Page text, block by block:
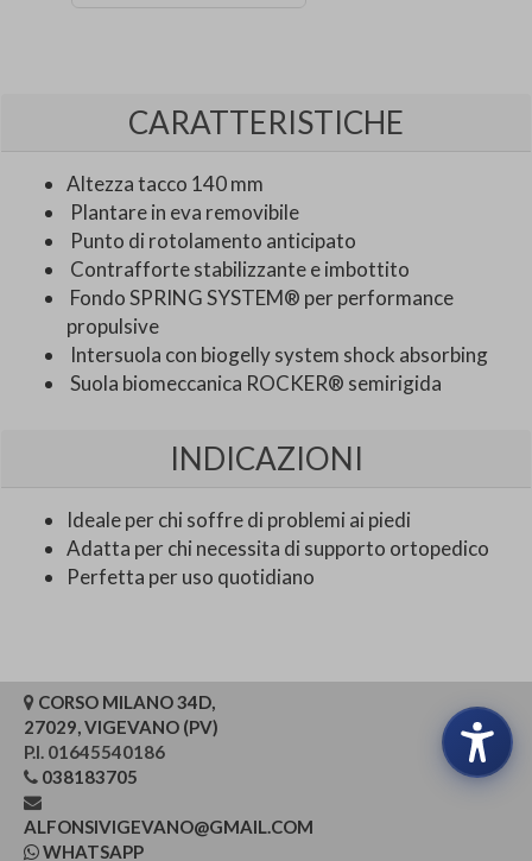
CARATTERISTICHE
Altezza tacco 140 mm
Plantare in eva removibile
Punto di rotolamento anticipato
Contrafforte stabilizzante e imbottito
Fondo SPRING SYSTEM® per performance
propulsive
Intersuola con biogelly system shock absorbing
Suola biomeccanica ROCKER® semirigida
INDICAZIONI
Ideale per chi soffre di problemi ai piedi
Adatta per chi necessita di supporto ortopedico
Perfetta per uso quotidiano
CORSO MILANO 34D,
27029, VIGEVANO (PV)
P.I. 01645540186
038183705
ALFONSIVIGEVANO@GMAIL.COM
WHATSAPP